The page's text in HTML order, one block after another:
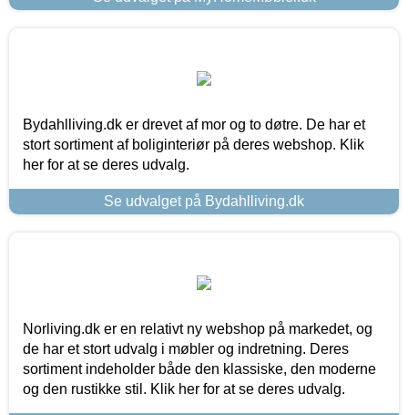
Bydahlliving.dk er drevet af mor og to døtre. De har et
stort sortiment af boliginteriør på deres webshop. Klik
her for at se deres udvalg.
Se udvalget på Bydahlliving.dk
Norliving.dk er en relativt ny webshop på markedet, og
de har et stort udvalg i møbler og indretning. Deres
sortiment indeholder både den klassiske, den moderne
og den rustikke stil. Klik her for at se deres udvalg.